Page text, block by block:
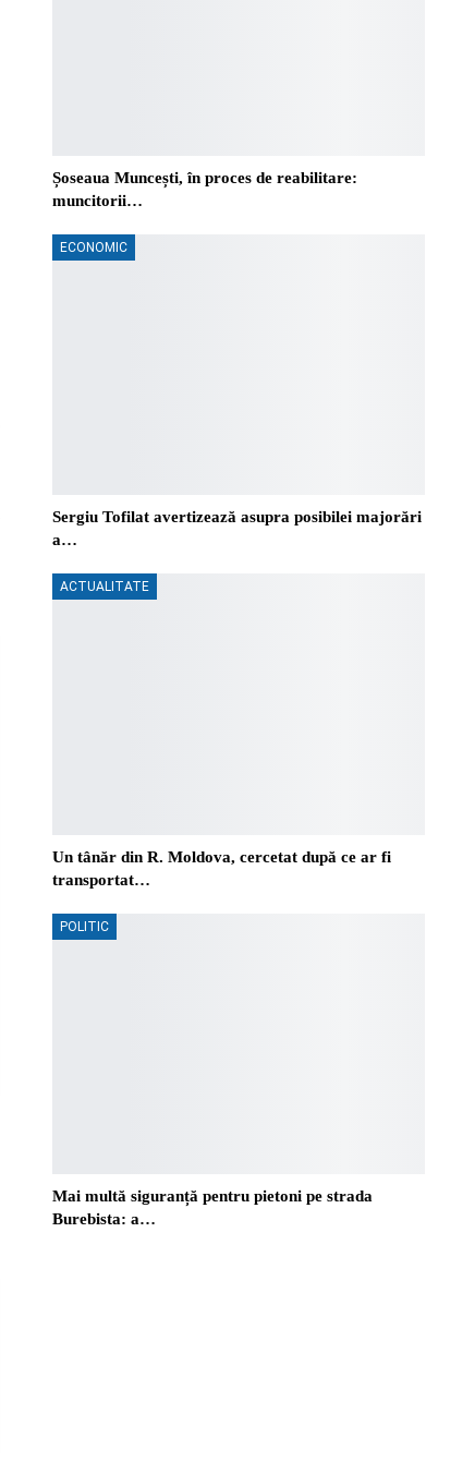
Șoseaua Muncești, în proces de reabilitare:
muncitorii…
ECONOMIC
Sergiu Tofilat avertizează asupra posibilei majorări
a…
ACTUALITATE
Un tânăr din R. Moldova, cercetat după ce ar fi
transportat…
POLITIC
Mai multă siguranță pentru pietoni pe strada
Burebista: a…